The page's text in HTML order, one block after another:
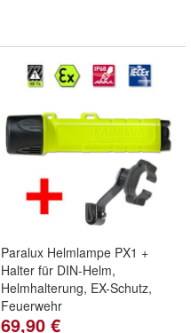
Paralux Helmlampe PX1 +
Halter für DIN-Helm,
Helmhalterung, EX-Schutz,
Feuerwehr
69,90 €